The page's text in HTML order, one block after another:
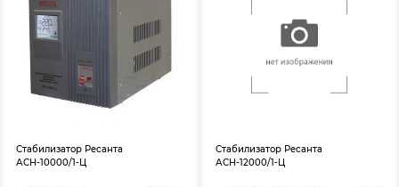
Стабилизатор Ресанта
АСН-10000/1-Ц
Стабилизатор Ресанта
АСН-12000/1-Ц